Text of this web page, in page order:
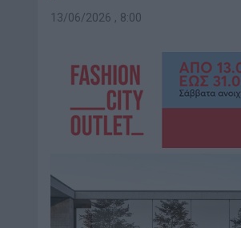
13/06/2026 , 8:00